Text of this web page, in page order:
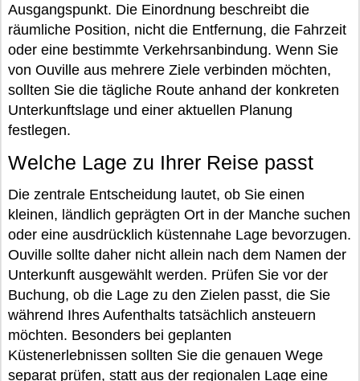
Ausgangspunkt. Die Einordnung beschreibt die
räumliche Position, nicht die Entfernung, die Fahrzeit
oder eine bestimmte Verkehrsanbindung. Wenn Sie
von Ouville aus mehrere Ziele verbinden möchten,
sollten Sie die tägliche Route anhand der konkreten
Unterkunftslage und einer aktuellen Planung
festlegen.
Welche Lage zu Ihrer Reise passt
Die zentrale Entscheidung lautet, ob Sie einen
kleinen, ländlich geprägten Ort in der Manche suchen
oder eine ausdrücklich küstennahe Lage bevorzugen.
Ouville sollte daher nicht allein nach dem Namen der
Unterkunft ausgewählt werden. Prüfen Sie vor der
Buchung, ob die Lage zu den Zielen passt, die Sie
während Ihres Aufenthalts tatsächlich ansteuern
möchten. Besonders bei geplanten
Küstenerlebnissen sollten Sie die genauen Wege
separat prüfen, statt aus der regionalen Lage eine